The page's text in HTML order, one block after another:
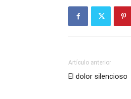
Artículo anterior
El dolor silencioso